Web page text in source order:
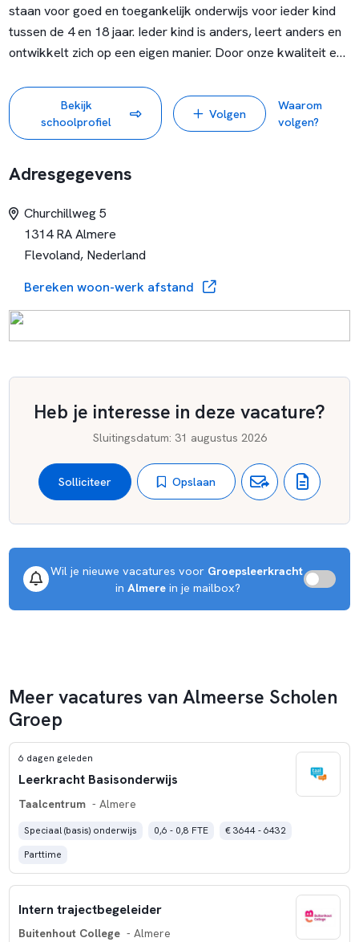
staan voor goed en toegankelijk onderwijs voor ieder kind
tussen de 4 en 18 jaar. Ieder kind is anders, leert anders en
ontwikkelt zich op een eigen manier. Door onze kwaliteit en
of haar past.
Bekijk
schoolprofiel
Volgen
Waarom
volgen?
Adresgegevens
Churchillweg 5
1314 RA Almere
Flevoland, Nederland
Bereken woon-werk afstand
Heb je interesse in deze vacature?
Sluitingsdatum: 31 augustus 2026
Solliciteer Opslaan
Wil je nieuwe vacatures voor Groepsleerkracht
in Almere in je mailbox?
Meer vacatures van Almeerse Scholen
Groep
6 dagen geleden
Leerkracht Basisonderwijs
Taalcentrum - Almere
Speciaal (basis) onderwijs 0,6 - 0,8 FTE
€ 3644 - 6432
Parttime
Intern trajectbegeleider
Buitenhout College - Almere